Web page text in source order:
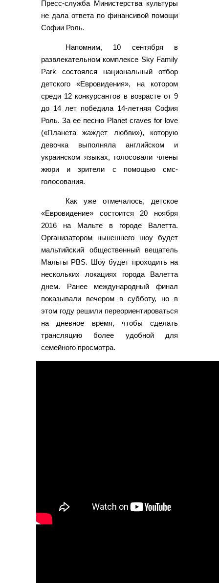
Пресс-служба Министерства культуры
не дала ответа по финансивой помощи
Софии Роль.
Напомним, 10 сентября в
развлекательном комплексе Sky Family
Park состоялся национальный отбор
детского «Евровидения», на котором
среди 12 конкурсантов в возрасте от 9
до 14 лет победила 14-летняя София
Роль. За ее песню Planet craves for love
(«Планета жаждет любви»), которую
девочка выполняла английском и
украинском языках, голосовали члены
жюри и зрители с помощью смс-
голосования.
Как уже отмечалось, детское
«Евровидение» состоится 20 ноября
2016 на Мальте в городе Валетта.
Организатором нынешнего шоу будет
мальтийский общественный вещатель
Мальты PBS. Шоу будет проходить на
нескольких локациях города Валетта
днем. Ранее международный финал
показывали вечером в субботу, но в
этом году решили переориентироваться
на дневное время, чтобы сделать
трансляцию более удобной для
семейного просмотра.